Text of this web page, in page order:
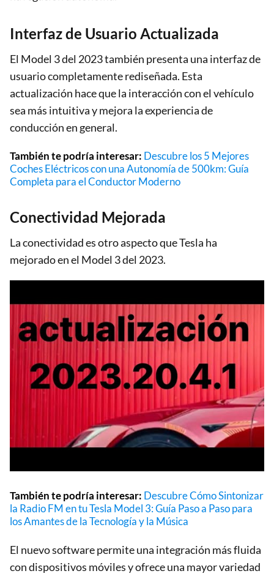
Interfaz de Usuario Actualizada
El Model 3 del 2023 también presenta una interfaz de
usuario completamente rediseñada. Esta
actualización hace que la interacción con el vehículo
sea más intuitiva y mejora la experiencia de
conducción en general.
También te podría interesar: Descubre los 5 Mejores
Coches Eléctricos con una Autonomía de 500km: Guía
Completa para el Conductor Moderno
Conectividad Mejorada
La conectividad es otro aspecto que Tesla ha
mejorado en el Model 3 del 2023.
También te podría interesar: Descubre Cómo Sintonizar
la Radio FM en tu Tesla Model 3: Guía Paso a Paso para
los Amantes de la Tecnología y la Música
El nuevo software permite una integración más fluida
con dispositivos móviles y ofrece una mayor variedad